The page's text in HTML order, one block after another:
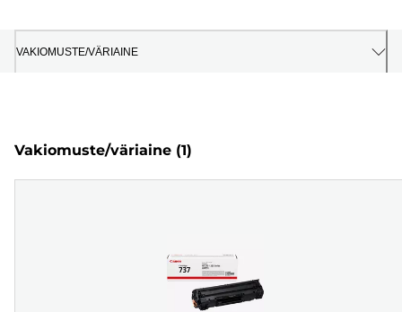
VAKIOMUSTE/VÄRIAINE
Vakiomuste/väriaine (1)